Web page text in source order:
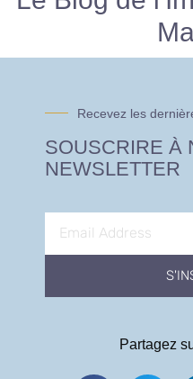
Recevez les
SOUSCRIRE À
NEWSLETTER
Partagez